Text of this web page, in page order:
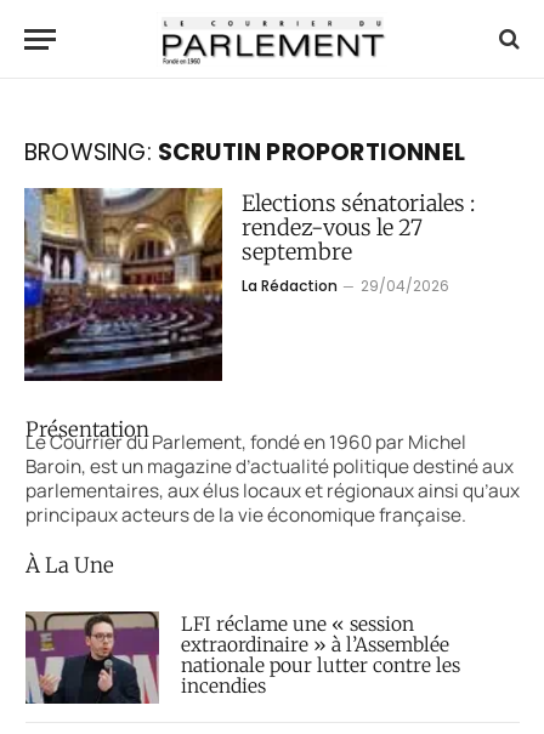
BROWSING: SCRUTIN PROPORTIONNEL
Elections sénatoriales :
rendez-vous le 27
septembre
La Rédaction 29/04/2026
Présentation
Le Courrier du Parlement, fondé en 1960 par Michel
Baroin, est un magazine d’actualité politique destiné aux
parlementaires, aux élus locaux et régionaux ainsi qu’aux
principaux acteurs de la vie économique française.
À La Une
LFI réclame une « session
extraordinaire » à l’Assemblée
nationale pour lutter contre les
incendies